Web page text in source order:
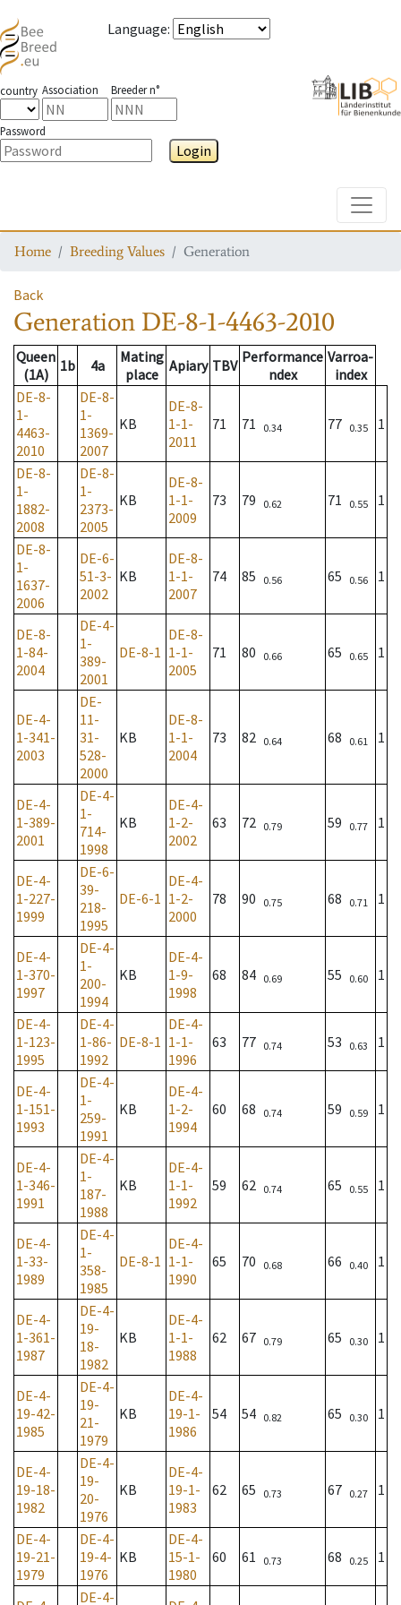
Language:
country Association Breeder n°
Password
Login
Home Breeding Values Generation
Back
Generation DE-8-1-4463-2010
Queen
(1A)
1b 4a
Mating
place
Apiary TBV Performance
ndex
Varroa-
index
DE-8-
1-
4463-
2010
DE-8-
1-
1369-
2007
KB
DE-8-
1-1-
2011
71 71 0.34 77 0.35 1
DE-8-
1-
1882-
2008
DE-8-
1-
2373-
2005
KB
DE-8-
1-1-
2009
73 79 0.62 71 0.55 1
DE-8-
1-
1637-
2006
DE-6-
51-3-
2002
KB
DE-8-
1-1-
2007
74 85 0.56 65 0.56 1
DE-8-
1-84-
2004
DE-4-
1-
389-
2001
DE-8-1
DE-8-
1-1-
2005
71 80 0.66 65 0.65 1
DE-4-
1-341-
2003
DE-
11-
31-
528-
2000
KB
DE-8-
1-1-
2004
73 82 0.64 68 0.61 1
DE-4-
1-389-
2001
DE-4-
1-
714-
1998
KB
DE-4-
1-2-
2002
63 72 0.79 59 0.77 1
DE-4-
1-227-
1999
DE-6-
39-
218-
1995
DE-6-1
DE-4-
1-2-
2000
78 90 0.75 68 0.71 1
DE-4-
1-370-
1997
DE-4-
1-
200-
1994
KB
DE-4-
1-9-
1998
68 84 0.69 55 0.60 1
DE-4-
1-123-
1995
DE-4-
1-86-
1992
DE-8-1
DE-4-
1-1-
1996
63 77 0.74 53 0.63 1
DE-4-
1-151-
1993
DE-4-
1-
259-
1991
KB
DE-4-
1-2-
1994
60 68 0.74 59 0.59 1
DE-4-
1-346-
1991
DE-4-
1-
187-
1988
KB
DE-4-
1-1-
1992
59 62 0.74 65 0.55 1
DE-4-
1-33-
1989
DE-4-
1-
358-
1985
DE-8-1
DE-4-
1-1-
1990
65 70 0.68 66 0.40 1
DE-4-
1-361-
1987
DE-4-
19-
18-
1982
KB
DE-4-
1-1-
1988
62 67 0.79 65 0.30 1
DE-4-
19-42-
1985
DE-4-
19-
21-
1979
KB
DE-4-
19-1-
1986
54 54 0.82 65 0.30 1
DE-4-
19-18-
1982
DE-4-
19-
20-
1976
KB
DE-4-
19-1-
1983
62 65 0.73 67 0.27 1
DE-4-
19-21-
1979
DE-4-
19-4-
1976
KB
DE-4-
15-1-
1980
60 61 0.73 68 0.25 1
DE-4-